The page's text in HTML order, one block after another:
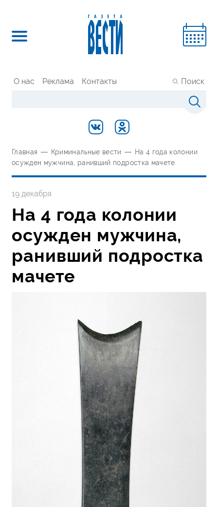
О нас Реклама Контакты Поиск
Главная — Криминальные вести — На 4 года колонии
осужден мужчина, ранивший подростка мачете
19 декабря
На 4 года колонии
осужден мужчина,
ранивший подростка
мачете